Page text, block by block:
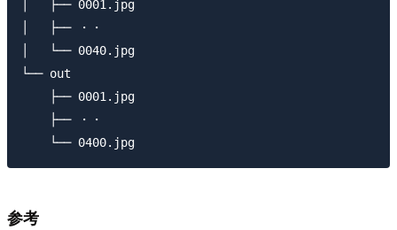
│   ├── 0001.jpg
│   ├── ・・
│   └── 0040.jpg
└── out
    ├── 0001.jpg
    ├── ・・
参考